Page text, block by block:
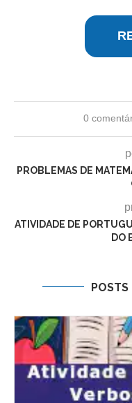
0
PROBLEMAS DE
ATIVIDADE DE
DO